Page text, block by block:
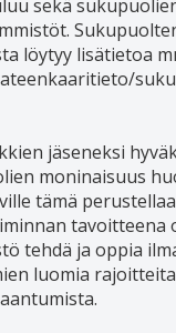
sekä
löytyy lisätietoa
jäseneksi
moninaisuus
tämä
tavoitteena
tehdä ja oppia
luomia